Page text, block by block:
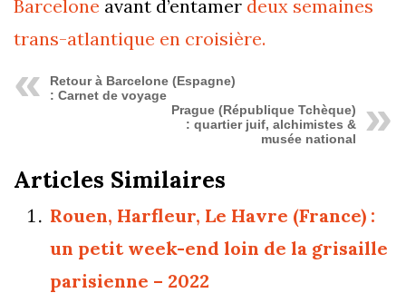
Barcelone avant d’entamer deux semaines
trans-atlantique en croisière.
Retour à Barcelone (Espagne)
: Carnet de voyage
Prague (République Tchèque)
: quartier juif, alchimistes &
musée national
Articles Similaires
Rouen, Harfleur, Le Havre (France) :
un petit week-end loin de la grisaille
parisienne – 2022